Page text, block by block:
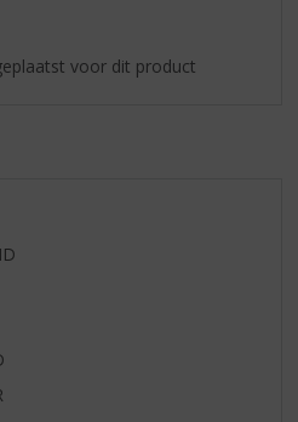
voor dit product